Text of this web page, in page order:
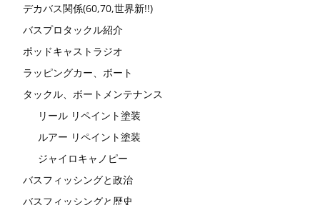
デカバス関係(60,70,世界新!!)
バスプロタックル紹介
ポッドキャストラジオ
ラッピングカー、ボート
タックル、ボートメンテナンス
リール リペイント塗装
ルアー リペイント塗装
ジャイロキャノピー
バスフィッシングと政治
バスフィッシングと歴史